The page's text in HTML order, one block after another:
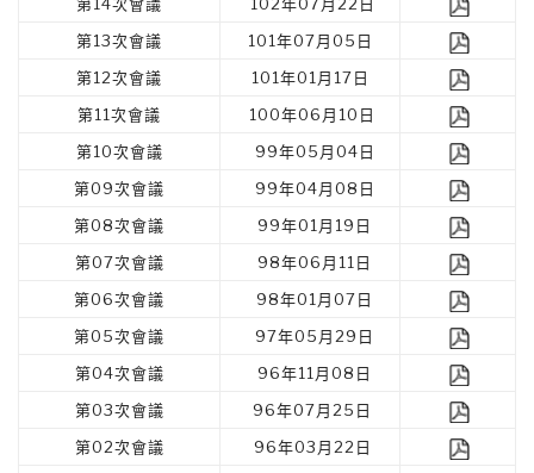
第13次會議
101年07月05日
第12次會議
101年01月17日
第11次會議
100年06月10日
第10次會議
99年05月04日
第09次會議
99年04月08日
第08次會議
99年01月19日
第07次會議
98年06月11日
第06次會議
98年01月07日
第05次會議
97年05月29日
第04次會議
96年11月08日
第03次會議
96年07月25日
第02次會議
96年03月22日